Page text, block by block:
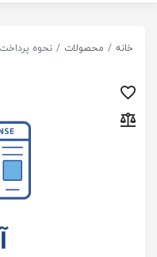
خانه محصولات نحوه